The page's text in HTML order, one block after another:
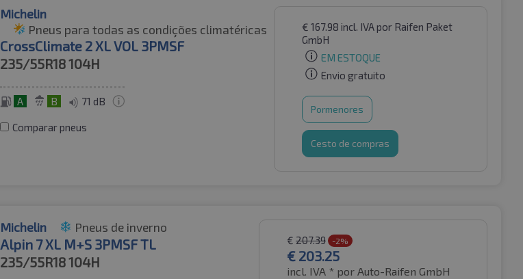
Michelin
Pneus para todas as condições climatéricas
CrossClimate 2 XL VOL 3PMSF
235/55R18104H
A B 71 dB
Comparar pneus
€ 167.98 incl. IVApor Raifen Paket
GmbH
EM ESTOQUE
Envio gratuito
Pormenores
Cesto de compras
Michelin Pneus de inverno
Alpin 7 XL M+S 3PMSF TL
235/55R18104H
€ 207.39 -2%
€ 203.25
incl. IVA * por Auto-Raifen GmbH